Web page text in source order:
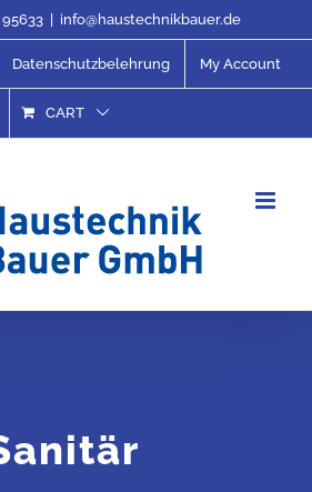
info@haustechnikbauer.de
Datenschutzbelehrung My Account
CART